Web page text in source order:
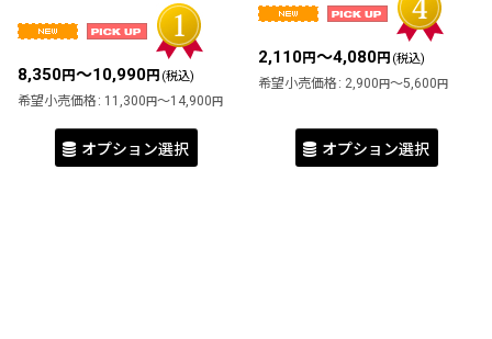
8,350円～10,990円 (税込)
希望小売価格 : 11,300 円～14,900 円
オプション選択
2,110円～4,080円 (税込)
希望小売価格 : 2,900 円～5,600 円
オプション選択